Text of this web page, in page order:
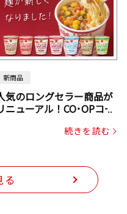
新商品
気のロングセラー商品が
ニューアル！CO･OPコー
続きを読む
る